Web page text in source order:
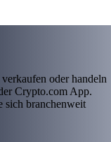
oder handeln
Crypto.com App.
sich branchenweit